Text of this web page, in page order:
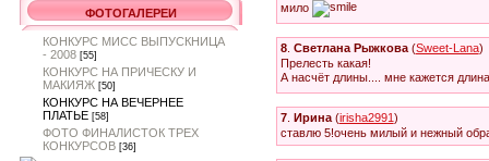
ФОТОГАЛЕРЕИ
КОНКУРС МИСС ВЫПУСКНИЦА
- 2008 [55]
КОНКУРС НА ПРИЧЕСКУ И
МАКИЯЖ [50]
КОНКУРС НА ВЕЧЕРНЕЕ
ПЛАТЬЕ [58]
ФОТО ФИНАЛИСТОК ТРЕХ
КОНКУРСОВ [36]
мило
8. Светлана Рыжкова(Sweet-Lana)
Прелесть какая!
А насчёт длины.... мне кажется
7. Ирина(irisha2991 )
ставлю 5!очень милый и нежный